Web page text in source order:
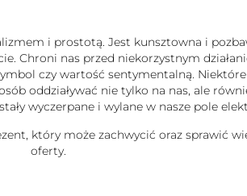
i prostotą. Jest kunsztowna i
Chroni nas przed niekorzystnym
czy wartość sentymentalną.
oddziaływać nie tylko na nas, ale
wyczerpane i wylane w nasze pole
który może zachwycić oraz sprawić
oferty.